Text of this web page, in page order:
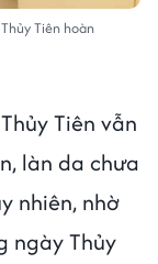
Tiên hoàn
Tiên vẫn
làn da chưa
nhiên, nhờ
ngày Thủy